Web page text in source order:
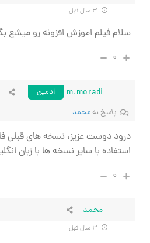
سلام فیلم اموزش افزونه رو میشع
۰
m.moradi
ادمین
پاسخ بهمحمد
درود دوست عزیز، نسخه های قبلی
استفاده با سایر نسخه ها با زبان
۰
محمد